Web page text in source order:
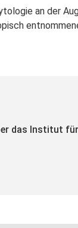
an der
das Institut